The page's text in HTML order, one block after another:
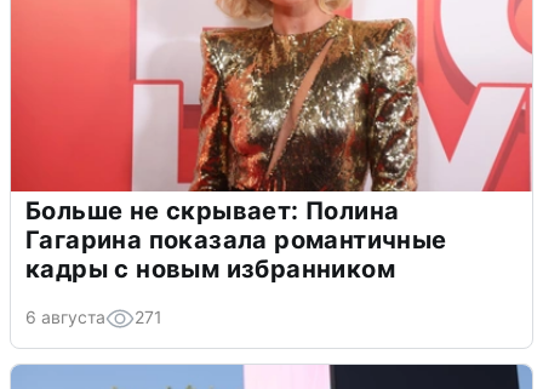
Больше не скрывает: Полина
Гагарина показала романтичные
кадры с новым избранником
6 августа 271